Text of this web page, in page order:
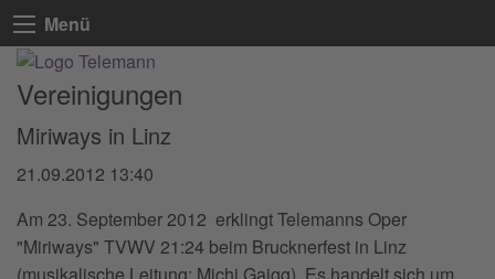
Menü
Vereinigungen
Miriways in Linz
21.09.2012 13:40
Am 23. September 2012 erklingt Telemanns Oper
"Miriways" TVWV 21:24 beim Brucknerfest in Linz
(musikalische Leitung: Michi Gaigg). Es handelt sich um